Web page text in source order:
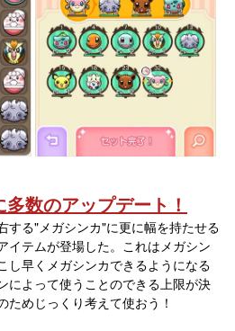
数のアップデート！
する"メガシンカ"に更に幅を持たせる
イテムが登場した。これはメガシン
し早くメガシンカできるようになる
によって使うことのできる上限が決
ためじっくり考えて使おう！